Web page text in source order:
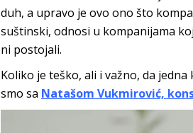
duh, a upravo je ovo ono što
suštinski, odnosi u kompanijama
ni postojali.
Koliko je teško, ali i važno, da
smo sa Natašom Vukmirović,